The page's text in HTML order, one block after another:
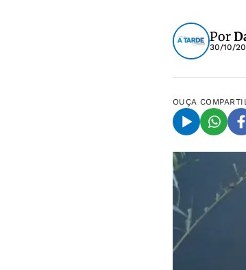
Por
30/10/
OUÇA